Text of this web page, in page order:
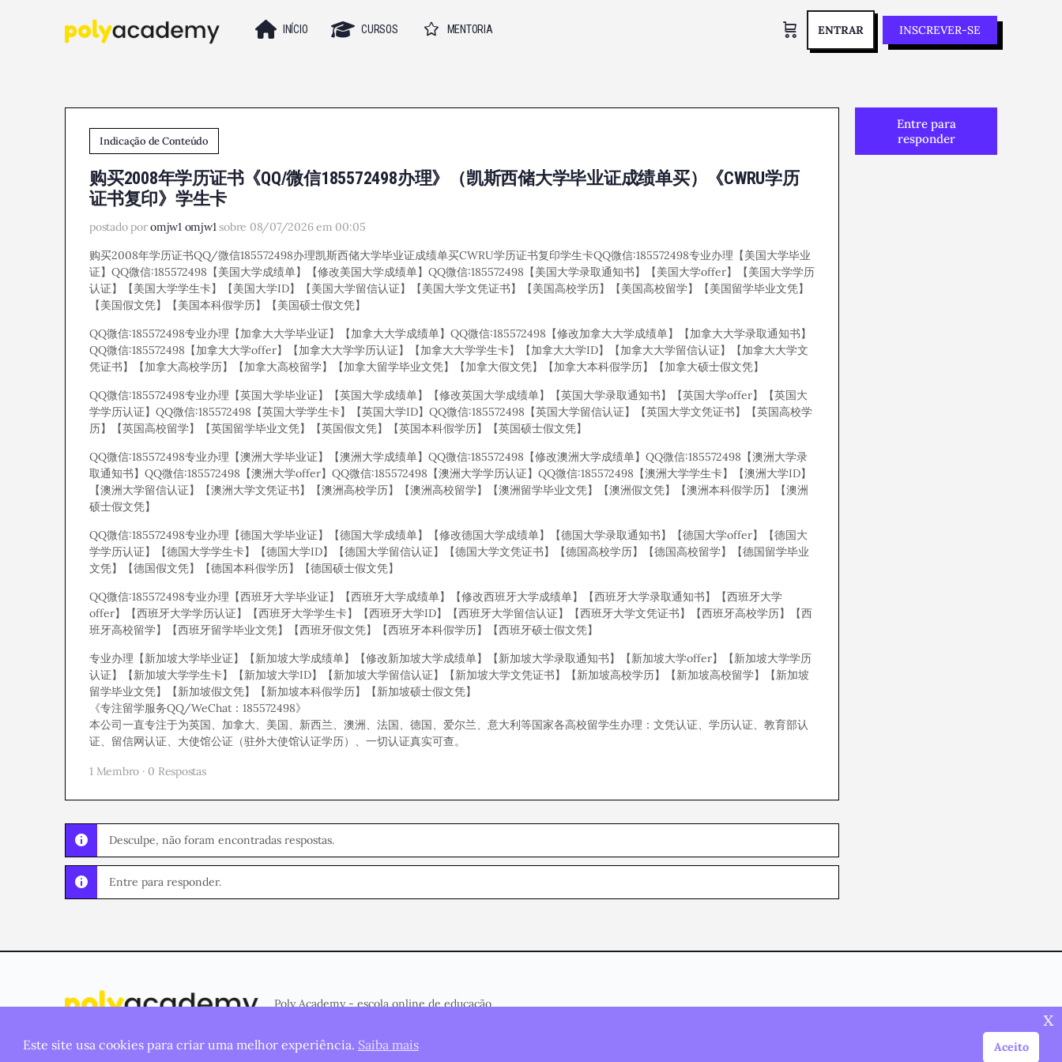
INÍCIO CURSOS MENTORIA ENTRAR INSCREVER-SE
Indicação de Conteúdo
购买2008年学历证书《QQ/微信185572498办理》（凯斯西储大学毕业证成绩单买）《CWRU学历
证书复印》学生卡
postado poromjw1 omjw1 sobre 08/07/2026 em 00:05
购买2008年学历证书QQ/微信185572498办理凯斯西储大学毕业证成绩单买CWRU学历证书复印学生卡QQ微信:185572498专业办理【美国大学毕业
证】QQ微信:185572498【美国大学成绩单】【修改美国大学成绩单】QQ微信:185572498【美国大学录取通知书】【美国大学offer】【美国大学学历
认证】【美国大学学生卡】【美国大学ID】【美国大学留信认证】【美国大学文凭证书】【美国高校学历】【美国高校留学】【美国留学毕业文凭】
【美国假文凭】【美国本科假学历】【美国硕士假文凭】
QQ微信:185572498专业办理【加拿大大学毕业证】【加拿大大学成绩单】QQ微信:185572498【修改加拿大大学成绩单】【加拿大大学录取通知书】
QQ微信:185572498【加拿大大学offer】【加拿大大学学历认证】【加拿大大学学生卡】【加拿大大学ID】【加拿大大学留信认证】【加拿大大学文
凭证书】【加拿大高校学历】【加拿大高校留学】【加拿大留学毕业文凭】【加拿大假文凭】【加拿大本科假学历】【加拿大硕士假文凭】
QQ微信:185572498专业办理【英国大学毕业证】【英国大学成绩单】【修改英国大学成绩单】【英国大学录取通知书】【英国大学offer】【英国大
学学历认证】QQ微信:185572498【英国大学学生卡】【英国大学ID】QQ微信:185572498【英国大学留信认证】【英国大学文凭证书】【英国高校学
历】【英国高校留学】【英国留学毕业文凭】【英国假文凭】【英国本科假学历】【英国硕士假文凭】
QQ微信:185572498专业办理【澳洲大学毕业证】【澳洲大学成绩单】QQ微信:185572498【修改澳洲大学成绩单】QQ微信:185572498【澳洲大学录
取通知书】QQ微信:185572498【澳洲大学offer】QQ微信:185572498【澳洲大学学历认证】QQ微信:185572498【澳洲大学学生卡】【澳洲大学ID】
【澳洲大学留信认证】【澳洲大学文凭证书】【澳洲高校学历】【澳洲高校留学】【澳洲留学毕业文凭】【澳洲假文凭】【澳洲本科假学历】【澳洲
硕士假文凭】
QQ微信:185572498专业办理【德国大学毕业证】【德国大学成绩单】【修改德国大学成绩单】【德国大学录取通知书】【德国大学offer】【德国大
学学历认证】【德国大学学生卡】【德国大学ID】【德国大学留信认证】【德国大学文凭证书】【德国高校学历】【德国高校留学】【德国留学毕业
文凭】【德国假文凭】【德国本科假学历】【德国硕士假文凭】
QQ微信:185572498专业办理【西班牙大学毕业证】【西班牙大学成绩单】【修改西班牙大学成绩单】【西班牙大学录取通知书】【西班牙大学
offer】【西班牙大学学历认证】【西班牙大学学生卡】【西班牙大学ID】【西班牙大学留信认证】【西班牙大学文凭证书】【西班牙高校学历】【西
班牙高校留学】【西班牙留学毕业文凭】【西班牙假文凭】【西班牙本科假学历】【西班牙硕士假文凭】
专业办理【新加坡大学毕业证】【新加坡大学成绩单】【修改新加坡大学成绩单】【新加坡大学录取通知书】【新加坡大学offer】【新加坡大学学历
认证】【新加坡大学学生卡】【新加坡大学ID】【新加坡大学留信认证】【新加坡大学文凭证书】【新加坡高校学历】【新加坡高校留学】【新加坡
留学毕业文凭】【新加坡假文凭】【新加坡本科假学历】【新加坡硕士假文凭】
《专注留学服务QQ/WeChat：185572498》
本公司一直专注于为英国、加拿大、美国、新西兰、澳洲、法国、德国、爱尔兰、意大利等国家各高校留学生办理：文凭认证、学历认证、教育部认
证、留信网认证、大使馆公证（驻外大使馆认证学历）、一切认证真实可查。
1 Membro · 0 Respostas
Desculpe, não foram encontradas respostas.
Entre para responder.
Entre para
responder
Poly Academy - escola online de educação
© 2026 - Plataforma criada e mantida pela Poly Studio. Página Inicial
Este site usa cookies para criar uma melhor experiência. Saiba mais Aceito
x